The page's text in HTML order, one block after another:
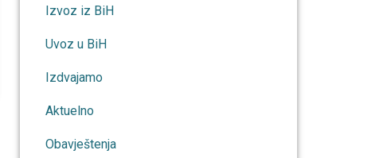
Izvoz iz BiH
Uvoz u BiH
Izdvajamo
Aktuelno
Obavještenja